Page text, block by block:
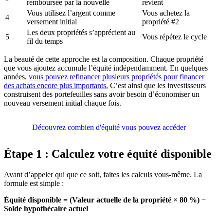
remboursée par la nouvelle
revient
4
Vous utilisez l’argent comme
versement initial
Vous achetez la
propriété #2
5
Les deux propriétés s’apprécient au
fil du temps
Vous répétez le cycle
La beauté de cette approche est la composition. Chaque propriété
que vous ajoutez accumule l’équité indépendamment. En quelques
années, vous pouvez refinancer plusieurs propriétés pour financer
des achats encore plus importants. C’est ainsi que les investisseurs
construisent des portefeuilles sans avoir besoin d’économiser un
nouveau versement initial chaque fois.
Découvrez combien d'équité vous pouvez accéder
Étape 1 : Calculez votre équité disponible
Avant d’appeler qui que ce soit, faites les calculs vous-même. La
formule est simple :
Équité disponible = (Valeur actuelle de la propriété × 80 %) −
Solde hypothécaire actuel